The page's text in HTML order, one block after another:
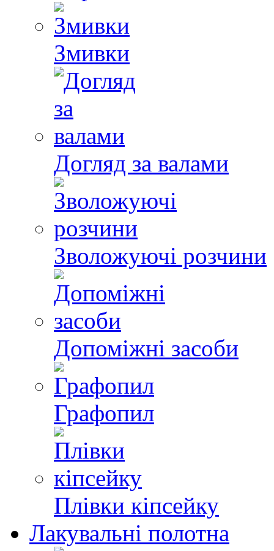
Змивки
Догляд за валами
Зволожуючі розчини
Допоміжні засоби
Графопил
Плівки кіпсейку
Лакувальні полотна